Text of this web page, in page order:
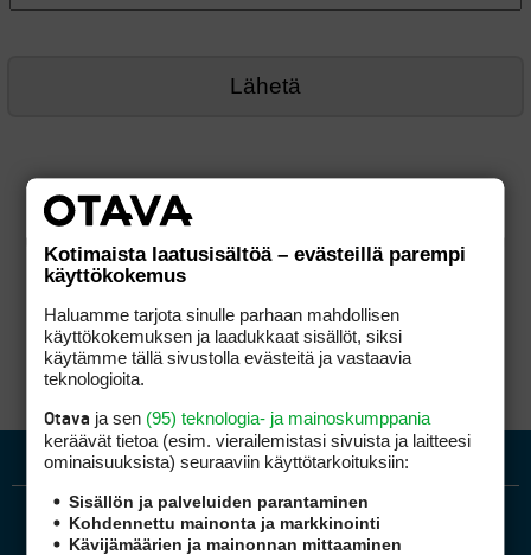
Kotimaista laatusisältöä – evästeillä parempi
käyttökokemus
Haluamme tarjota sinulle parhaan mahdollisen
käyttökokemuksen ja laadukkaat sisällöt, siksi
käytämme tällä sivustolla evästeitä ja vastaavia
teknologioita.
Otava ja sen (95) teknologia- ja mainoskumppania
keräävät tietoa (esim. vierailemis­tasi sivuista ja laitteesi
ominaisuuk­sista) seuraaviin käyttötarkoituksiin:
Sisällön ja palveluiden parantaminen
Kohdennettu mainonta ja markkinointi
Kävijämäärien ja mainonnan mittaaminen